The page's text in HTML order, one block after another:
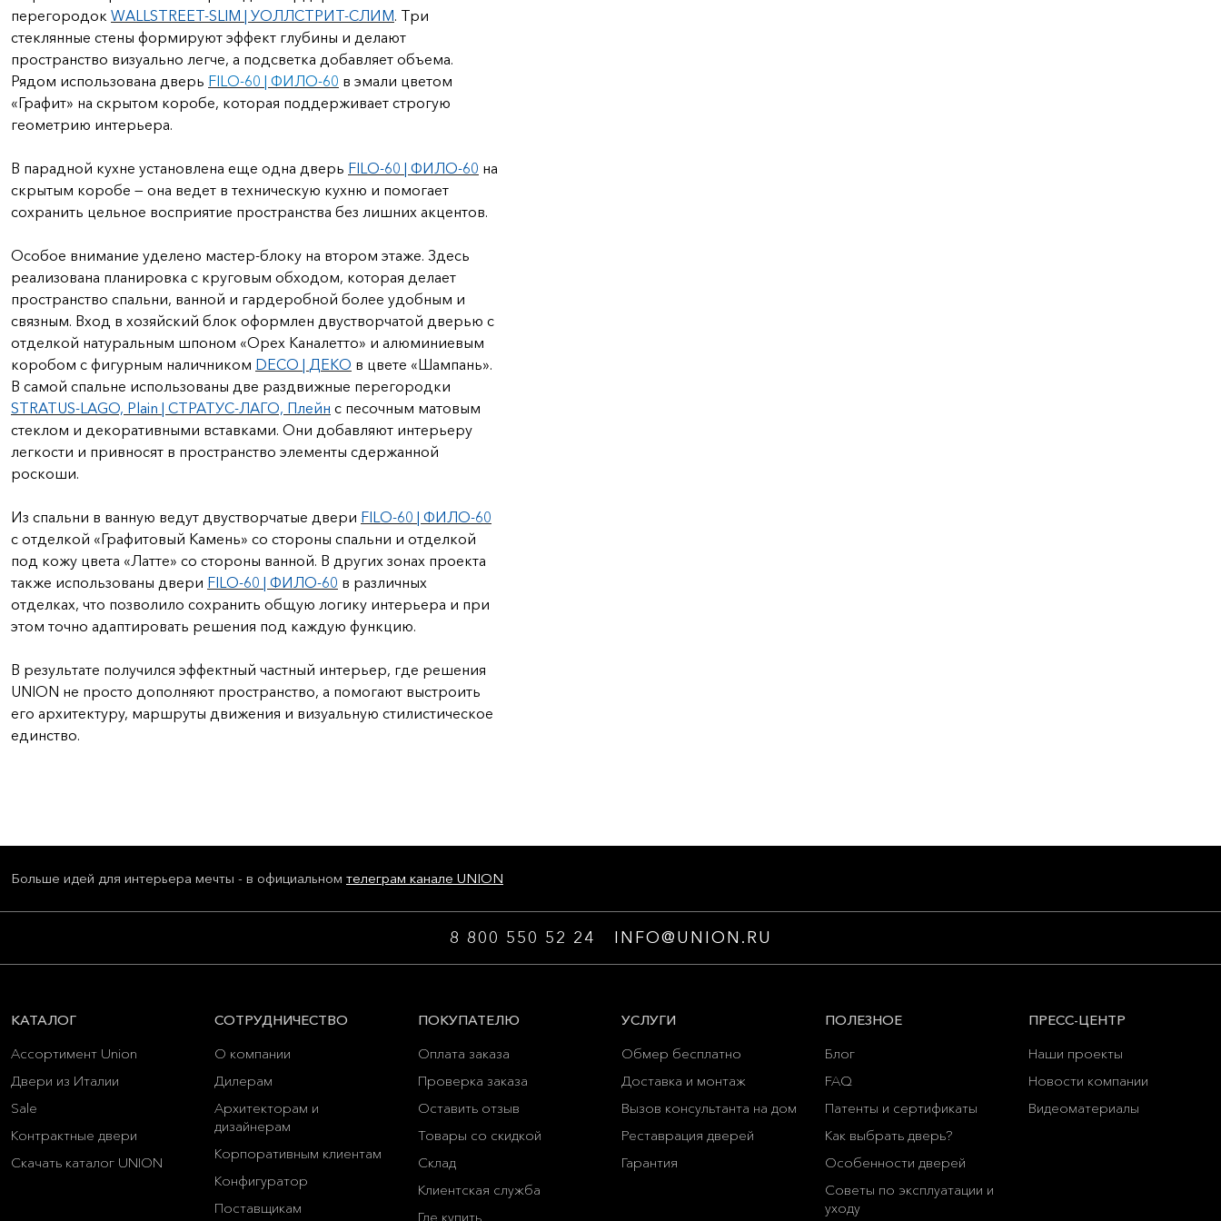
перегородок WALLSTREET-SLIM | УОЛЛСТРИТ-СЛИМ. Три
стеклянные стены формируют эффект глубины и делают
пространство визуально легче, а подсветка добавляет объема.
Рядом использована дверь FILO-60 | ФИЛО-60 в эмали цветом
«Графит» на скрытом коробе, которая поддерживает строгую
геометрию интерьера.
В парадной кухне установлена еще одна дверь FILO-60 | ФИЛО-60 на
скрытым коробе — она ведет в техническую кухню и помогает
сохранить цельное восприятие пространства без лишних акцентов.
Особое внимание уделено мастер-блоку на втором этаже. Здесь
реализована планировка с круговым обходом, которая делает
пространство спальни, ванной и гардеробной более удобным и
связным. Вход в хозяйский блок оформлен двустворчатой дверью с
отделкой натуральным шпоном «Орех Каналетто» и алюминиевым
коробом с фигурным наличником DECO | ДЕКО в цвете «Шампань».
В самой спальне использованы две раздвижные перегородки
STRATUS-LAGO, Plain | СТРАТУС-ЛАГО, Плейн с песочным матовым
стеклом и декоративными вставками. Они добавляют интерьеру
легкости и привносят в пространство элементы сдержанной
роскоши.
Из спальни в ванную ведут двустворчатые двери FILO-60 | ФИЛО-60
с отделкой «Графитовый Камень» со стороны спальни и отделкой
под кожу цвета «Латте» со стороны ванной. В других зонах проекта
также использованы двери FILO-60 | ФИЛО-60 в различных
отделках, что позволило сохранить общую логику интерьера и при
этом точно адаптировать решения под каждую функцию.
В результате получился эффектный частный интерьер, где решения
UNION не просто дополняют пространство, а помогают выстроить
его архитектуру, маршруты движения и визуальную стилистическое
единство.
Больше идей для интерьера мечты - в официальном телеграм канале UNION
8 800 550 52 24 INFO@UNION.RU
КАТАЛОГ
Ассортимент Union
Двери из Италии
Sale
Контрактные двери
Скачать каталог UNION
СОТРУДНИЧЕСТВО
О компании
Дилерам
Архитекторам и
дизайнерам
Корпоративным клиентам
Конфигуратор
Поставщикам
ПОКУПАТЕЛЮ
Оплата заказа
Проверка заказа
Оставить отзыв
Товары со скидкой
Склад
Клиентская служба
Где купить
УСЛУГИ
Обмер бесплатно
Доставка и монтаж
Вызов консультанта на дом
Реставрация дверей
Гарантия
ПОЛЕЗНОЕ
Блог
FAQ
Патенты и сертификаты
Как выбрать дверь?
Особенности дверей
Советы по эксплуатации и
уходу
ПРЕСС-ЦЕНТР
Наши проекты
Новости компании
Видеоматериалы